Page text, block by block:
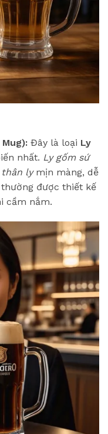
Đây là loại Ly
nhất. Ly gốm sứ
thân lymịn màng, dễ
được thiết kế
cầm nắm.